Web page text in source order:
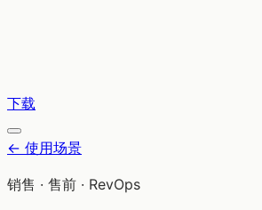
下载
← 使用场景
销售 · 售前 · RevOps